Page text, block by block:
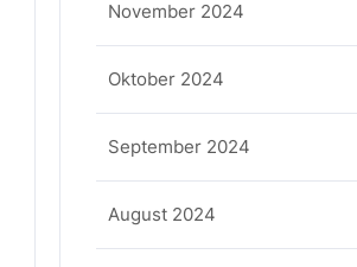
November 2024
Oktober 2024
September 2024
August 2024